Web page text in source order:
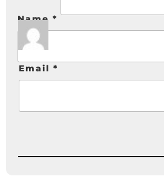
Name *
Email *